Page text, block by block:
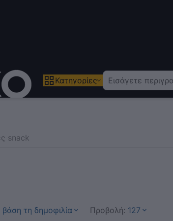
Κατηγορίες
snack
τη δημοφιλία Προβολή: 127